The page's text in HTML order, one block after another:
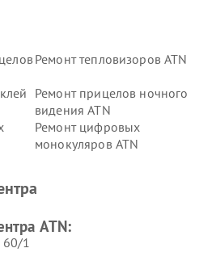
Ремонт тепловизоров ATN
Ремонт прицелов ночного
видения ATN
Ремонт цифровых
монокуляров ATN
ATN:
60/1